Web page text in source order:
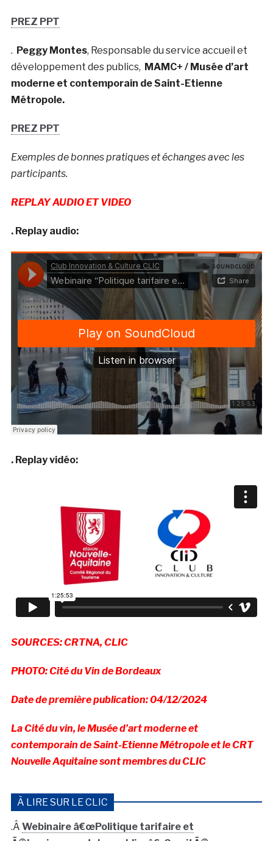
PREZ PPT
. Peggy Montes, Responsable du service accueil et
développement des publics, MAMC+ / Musée d’art
moderne et contemporain de Saint-Etienne
Métropole.
PREZ PPT
Exemples de bonnes pratiques et échanges avec les
participants.
REPLAY AUDIO ET VIDEO
. Replay audio:
. Replay vidéo:
SOURCES: CRTNA, CLIC
PHOTO: Cité du Vin de Bordeaux
Date de première publication: 04/12/2024
La Cité du vin, le Musée d’art moderne et
contemporain de Saint-Etienne Métropole et le CRT
Nouvelle Aquitaine sont membres du CLIC
À LIRE SUR LE CLIC
.Â Webinaire â€œPolitique tarifaire et